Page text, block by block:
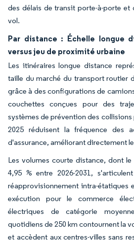
des délais de transit porte-à-porte et
vol.
Par distance : Échelle longue
versus jeu de proximité urbaine
Les itinéraires longue distance
taille du marché du transport routier
grâce à des configurations de
couchettes conçues pour des
systèmes de prévention des
2025 réduisent la fréquence des
d'assurance, améliorant directement
Les volumes courte distance, dont
4,95 % entre 2026-2031,
réapprovisionnement intra-étatiques
exécution pour le commerce
électriques de catégorie
quotidiens de 250 km contournent la
et accèdent aux centres-villes sans